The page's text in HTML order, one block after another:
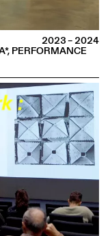
PERFORMANCE
2023 – 2024